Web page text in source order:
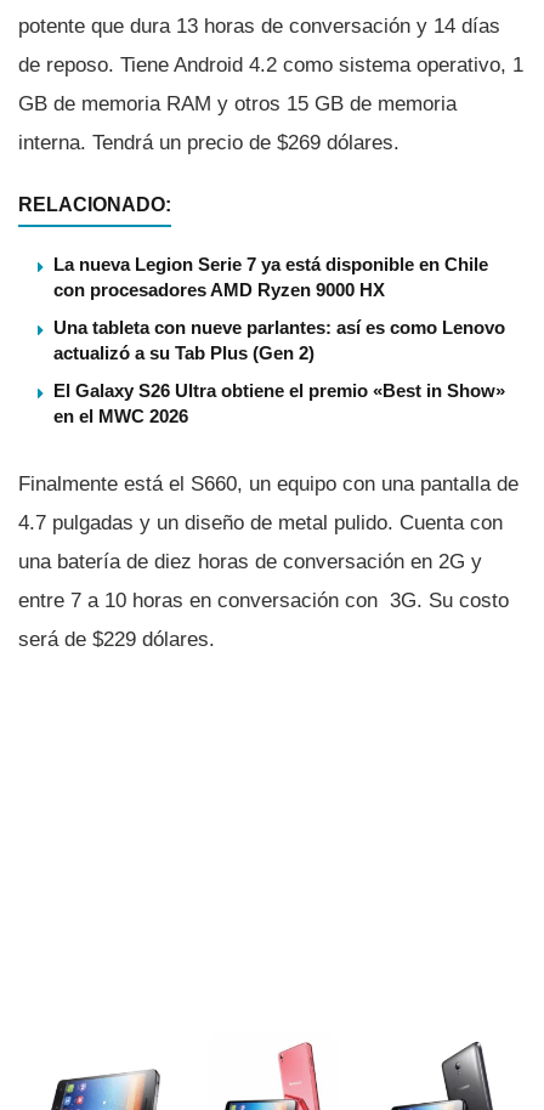
potente que dura 13 horas de conversación y 14 dí­as
de reposo. Tiene Android 4.2 como sistema operativo, 1
GB de memoria RAM y otros 15 GB de memoria
interna. Tendrá un precio de $269 dólares.
RELACIONADO:
La nueva Legion Serie 7 ya está disponible en Chile
con procesadores AMD Ryzen 9000 HX
Una tableta con nueve parlantes: así es como Lenovo
actualizó a su Tab Plus (Gen 2)
El Galaxy S26 Ultra obtiene el premio «Best in Show»
en el MWC 2026
Finalmente está el S660, un equipo con una pantalla de
4.7 pulgadas y un diseño de metal pulido. Cuenta con
una baterí­a de diez horas de conversación en 2G y
entre 7 a 10 horas en conversación con 3G. Su costo
será de $229 dólares.